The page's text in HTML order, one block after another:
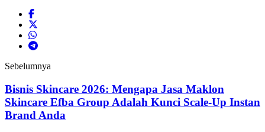
Sebelumnya
Bisnis Skincare 2026: Mengapa Jasa Maklon
Skincare Efba Group Adalah Kunci Scale-Up Instan
Brand Anda